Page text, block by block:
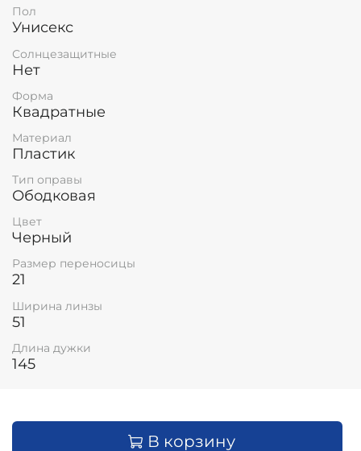
Пол
Унисекс
Солнцезащитные
Нет
Форма
Квадратные
Материал
Пластик
Тип оправы
Ободковая
Цвет
Черный
Размер переносицы
21
Ширина линзы
51
Длина дужки
145
В корзину